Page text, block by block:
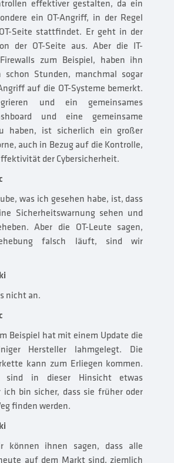
effektiver gestalten, da ein
ein OT-Angriff, in der Regel
Seite stattfindet. Er geht in der
der OT-Seite aus. Aber die IT-
zum Beispiel, haben ihn
schon Stunden, manchmal sogar
auf die OT-Systeme bemerkt.
und ein gemeinsames
und eine gemeinsame
haben, ist sicherlich ein großer
auch in Bezug auf die Kontrolle,
der Cybersicherheit.
was ich gesehen habe, ist, dass
Sicherheitswarnung sehen und
Aber die OT-Leute sagen,
falsch läuft, sind wir
nicht an.
Beispiel hat mit einem Update die
Hersteller lahmgelegt. Die
kann zum Erliegen kommen.
sind in dieser Hinsicht etwas
ich bin sicher, dass sie früher oder
finden werden.
können ihnen sagen, dass alle
auf dem Markt sind, ziemlich